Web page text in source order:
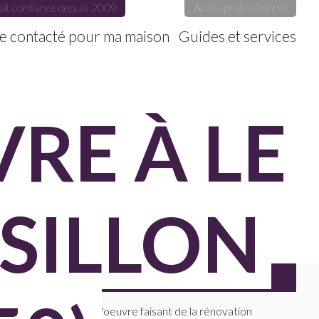
confiance depuis 2009 Accès professionnel
contacté pour ma maison Guides et services
À LE
Maitres D'oeuvre faisant de la rénovation